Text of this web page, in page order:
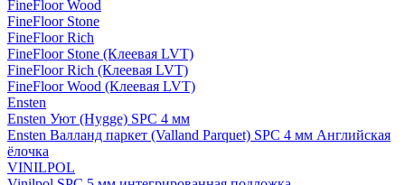
FineFloor Wood
FineFloor Stone
FineFloor Rich
FineFloor Stone (Клеевая LVT)
FineFloor Rich (Клеевая LVT)
FineFloor Wood (Клеевая LVT)
Ensten
Ensten Уют (Hygge) SPC 4 мм
Ensten Валланд паркет (Valland Parquet) SPC 4 мм Английская
ёлочка
VINILPOL